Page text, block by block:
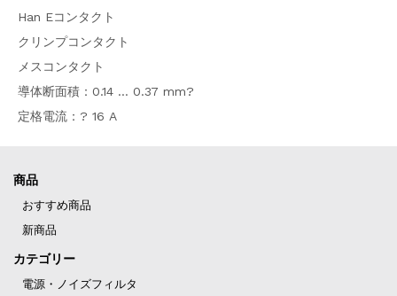
Han Eコンタクト
クリンプコンタクト
メスコンタクト
導体断面積：0.14 … 0.37 mm?
定格電流：? 16 A
商品
おすすめ商品
新商品
カテゴリー
電源・ノイズフィルタ